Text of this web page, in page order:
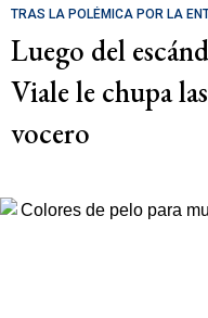
TRAS LA POLÉMICA POR LA
Luego del
Viale le chupa
vocero